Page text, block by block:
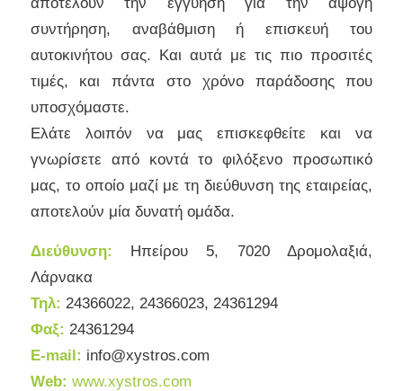
συντήρηση, αναβάθμιση ή επισκευή του
αυτοκινήτου σας. Και αυτά με τις πιο προσιτές
τιμές, και πάντα στο χρόνο παράδοσης που
υποσχόμαστε.
Ελάτε λοιπόν να μας επισκεφθείτε και να
γνωρίσετε από κοντά το φιλόξενο προσωπικό
μας, το οποίο μαζί με τη διεύθυνση της εταιρείας,
αποτελούν μία δυνατή ομάδα.
Διεύθυνση: Ηπείρου 5, 7020 Δρομολαξιά,
Λάρνακα
Τηλ: 24366022, 24366023, 24361294
Φαξ: 24361294
E-mail: info@xystros.com
Web: www.xystros.com